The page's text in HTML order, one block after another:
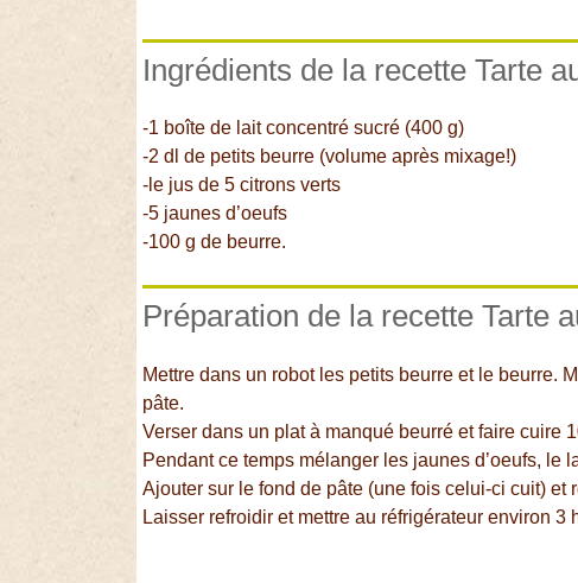
Ingrédients de la recette Tarte
-1 boîte de lait concentré sucré (400 g)
-2 dl de petits beurre (volume après mixage!)
-le jus de 5 citrons verts
-5 jaunes d’oeufs
-100 g de beurre.
Préparation de la recette Tarte
Mettre dans un robot les petits beurre et le beurre.
pâte.
Verser dans un plat à manqué beurré et faire cuire
Pendant ce temps mélanger les jaunes d’oeufs, le
Ajouter sur le fond de pâte (une fois celui-ci cuit) et
Laisser refroidir et mettre au réfrigérateur environ 3